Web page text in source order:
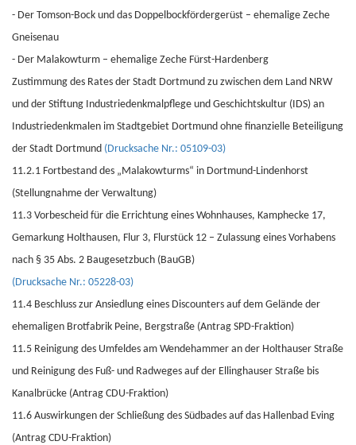
- Der Tomson-Bock und das Doppelbockfördergerüst – ehemalige Zeche
Gneisenau
- Der Malakowturm – ehemalige Zeche Fürst-Hardenberg
Zustimmung des Rates der Stadt Dortmund zu zwischen dem Land NRW
und der Stiftung Industriedenkmalpflege und Geschichtskultur (IDS) an
Industriedenkmalen im Stadtgebiet Dortmund ohne finanzielle Beteiligung
der Stadt Dortmund (Drucksache Nr.: 05109-03)
11.2.1 Fortbestand des „Malakowturms“ in Dortmund-Lindenhorst
(Stellungnahme der Verwaltung)
11.3 Vorbescheid für die Errichtung eines Wohnhauses, Kamphecke 17,
Gemarkung Holthausen, Flur 3, Flurstück 12 – Zulassung eines Vorhabens
nach § 35 Abs. 2 Baugesetzbuch (BauGB)
(Drucksache Nr.: 05228-03)
11.4 Beschluss zur Ansiedlung eines Discounters auf dem Gelände der
ehemaligen Brotfabrik Peine, Bergstraße (Antrag SPD-Fraktion)
11.5 Reinigung des Umfeldes am Wendehammer an der Holthauser Straße
und Reinigung des Fuß- und Radweges auf der Ellinghauser Straße bis
Kanalbrücke (Antrag CDU-Fraktion)
11.6 Auswirkungen der Schließung des Südbades auf das Hallenbad Eving
(Antrag CDU-Fraktion)